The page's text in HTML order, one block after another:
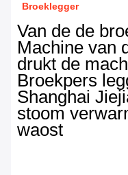
Broeklegger
Van de de
Machine van
drukt de
Broekpers
Shanghai
stoom
waost